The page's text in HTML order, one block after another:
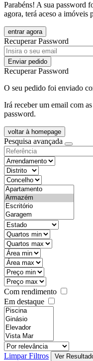
Parabéns! A sua password
agora, terá aceso a imóveis
entrar agora
Recuperar Password
Enviar pedido
Recuperar Password
O seu pedido foi enviado
Irá receber um email com
password.
voltar à homepage
Pesquisa avançada
Com rendimento
Em destaque
Limpar Filtros Ver